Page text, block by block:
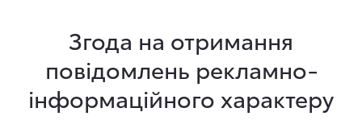
Згода на отримання
повідомлень рекламно-
інформаційного характеру